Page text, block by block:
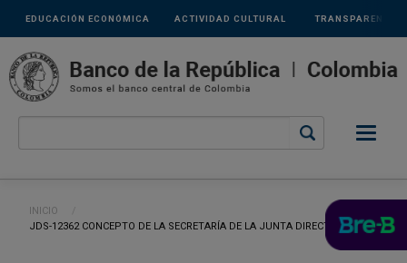
Pasar al contenido principal
Links
secundarios
ACTIVIDAD CULTURAL
EDUCACIÓN ECONÓMICA TRANSPARENCIA
Ruta de navegación
INICIO
CURRENT:
JDS-12362 CONCEPTO DE LA SECRETARÍA DE LA JUNTA DIRECTIVA